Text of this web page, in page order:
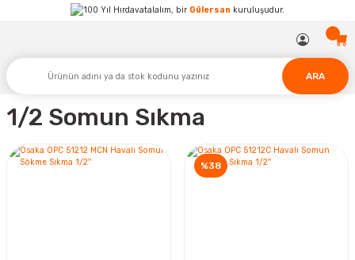
Hırdavatalalım, bir Gülersan kuruluşudur.
ARA
1/2 Somun Sıkma
%38